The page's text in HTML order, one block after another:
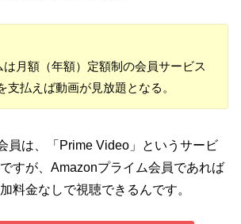
月額（年額）定額制の会員サービス
支払えば動画が見放題となる。
員は、「Prime Video」というサービ
すが、Amazonプライム会員であれば
料金なしで視聴できるんです。